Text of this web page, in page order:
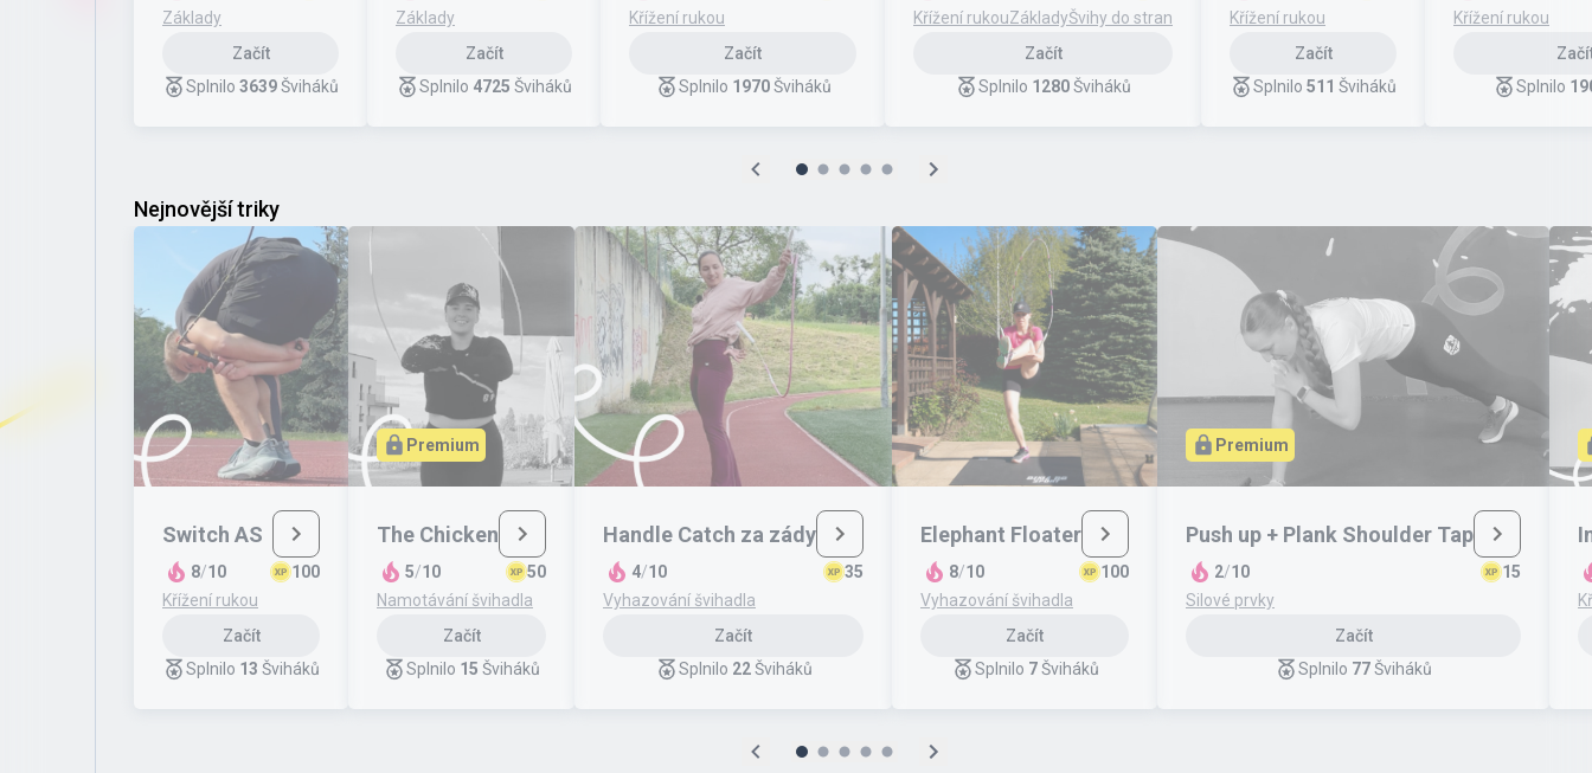
Základy
Začít
Splnilo 3639Šviháků
Základy
Začít
Splnilo 4725 Šviháků
Křížení rukou
Začít
Splnilo 1970 Šviháků
Křížení rukouZákladyŠvihy do stran
Začít
Splnilo 1280Šviháků
Křížení rukou
Začít
Splnilo 511 Šviháků
Křížení rukou
Splnilo
Nejnovější triky
Switch AS
8/10
100
Křížení rukou
Začít
Splnilo 13 Šviháků
Premium
The Chicken
5/10
50
Namotávání švihadla
Začít
Splnilo 15 Šviháků
Handle Catch za zády
4/10
35
Vyhazování švihadla
Začít
Splnilo 22 Šviháků
Elephant Floater
8/10
100
Vyhazování švihadla
Začít
Splnilo 7 Šviháků
Premium
Push up + Plank Shoulder Tap
2/10
15
Silové prvky
Začít
Splnilo 77Šviháků